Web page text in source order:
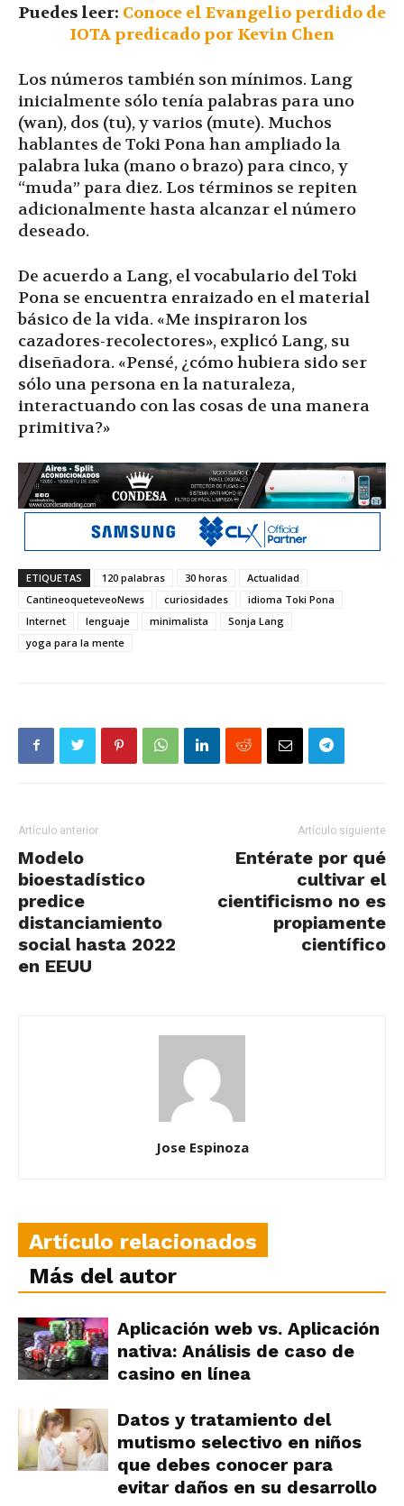
Puedes leer: Conoce el Evangelio perdido de
IOTA predicado por Kevin Chen
Los números también son mínimos. Lang
inicialmente sólo tenía palabras para uno
(wan), dos (tu), y varios (mute). Muchos
hablantes de Toki Pona han ampliado la
palabra luka (mano o brazo) para cinco, y
“muda” para diez. Los términos se repiten
adicionalmente hasta alcanzar el número
deseado.
De acuerdo a Lang, el vocabulario del Toki
Pona se encuentra enraizado en el material
básico de la vida. «Me inspiraron los
cazadores-recolectores», explicó Lang, su
diseñadora. «Pensé, ¿cómo hubiera sido ser
sólo una persona en la naturaleza,
interactuando con las cosas de una manera
primitiva?»
ETIQUETAS 120 palabras 30 horas
Actualidad
CantineoqueteveoNews
curiosidades
idioma Toki Pona
Internet
lenguaje minimalista
Sonja Lang
yoga para la mente
Artículo anterior
Modelo
bioestadístico
predice
distanciamiento
social hasta 2022
en EEUU
Artículo siguiente
Entérate por qué
cultivar el
cientificismo no es
propiamente
científico
Jose Espinoza
Artículo relacionados
Más del autor
Aplicación web vs. Aplicación
nativa: Análisis de caso de
casino en línea
Datos y tratamiento del
mutismo selectivo en niños
que debes conocer para
evitar daños en su desarrollo